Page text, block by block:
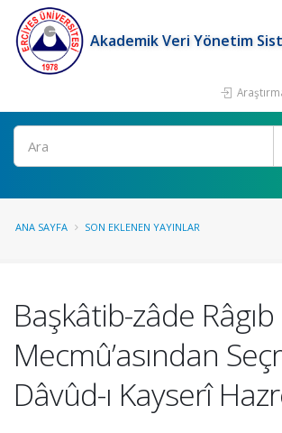
Akademik Veri Yönetim
Ara
ANA SAYFA SON EKLENEN YAYINLAR
Başkâtib-zâde
Mecmû’asından
Dâvûd-ı Kayserî